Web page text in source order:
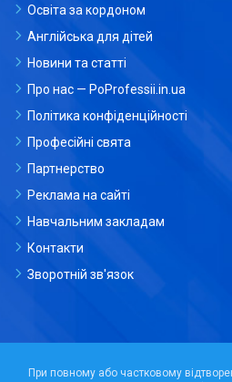
Освіта за кордоном
Англійська для дітей
Новини та статті
Про нас — PoProfessii.in.ua
Політика конфіденційності
Професійні свята
Партнерство
Реклама на сайті
Навчальним закладам
Контакти
Зворотній зв'язок
При повному або частковому